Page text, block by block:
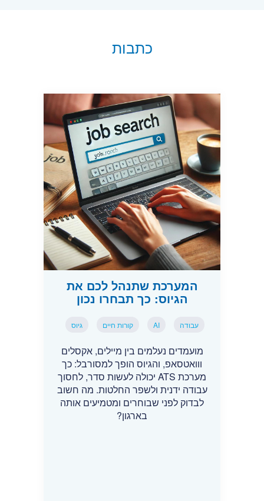
כתבות
המערכת שתנהל לכם את
הגיוס: כך תבחרו נכון
עבודה AI קורות חיים גיוס
מועמדים נעלמים בין מיילים, אקסלים
ווואטסאפ, והגיוס הופך למסורבל: כך
מערכת ATS יכולה לעשות סדר, לחסוך
עבודה ידנית ולשפר החלטות. מה חשוב
לבדוק לפני שבוחרים ומטמיעים אותה
בארגון?